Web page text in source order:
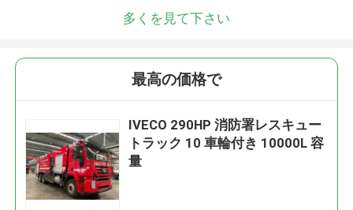
多くを見て下さい
最高の価格で
IVECO 290HP 消防署レスキュー
トラック 10 車輪付き 10000L 容
量